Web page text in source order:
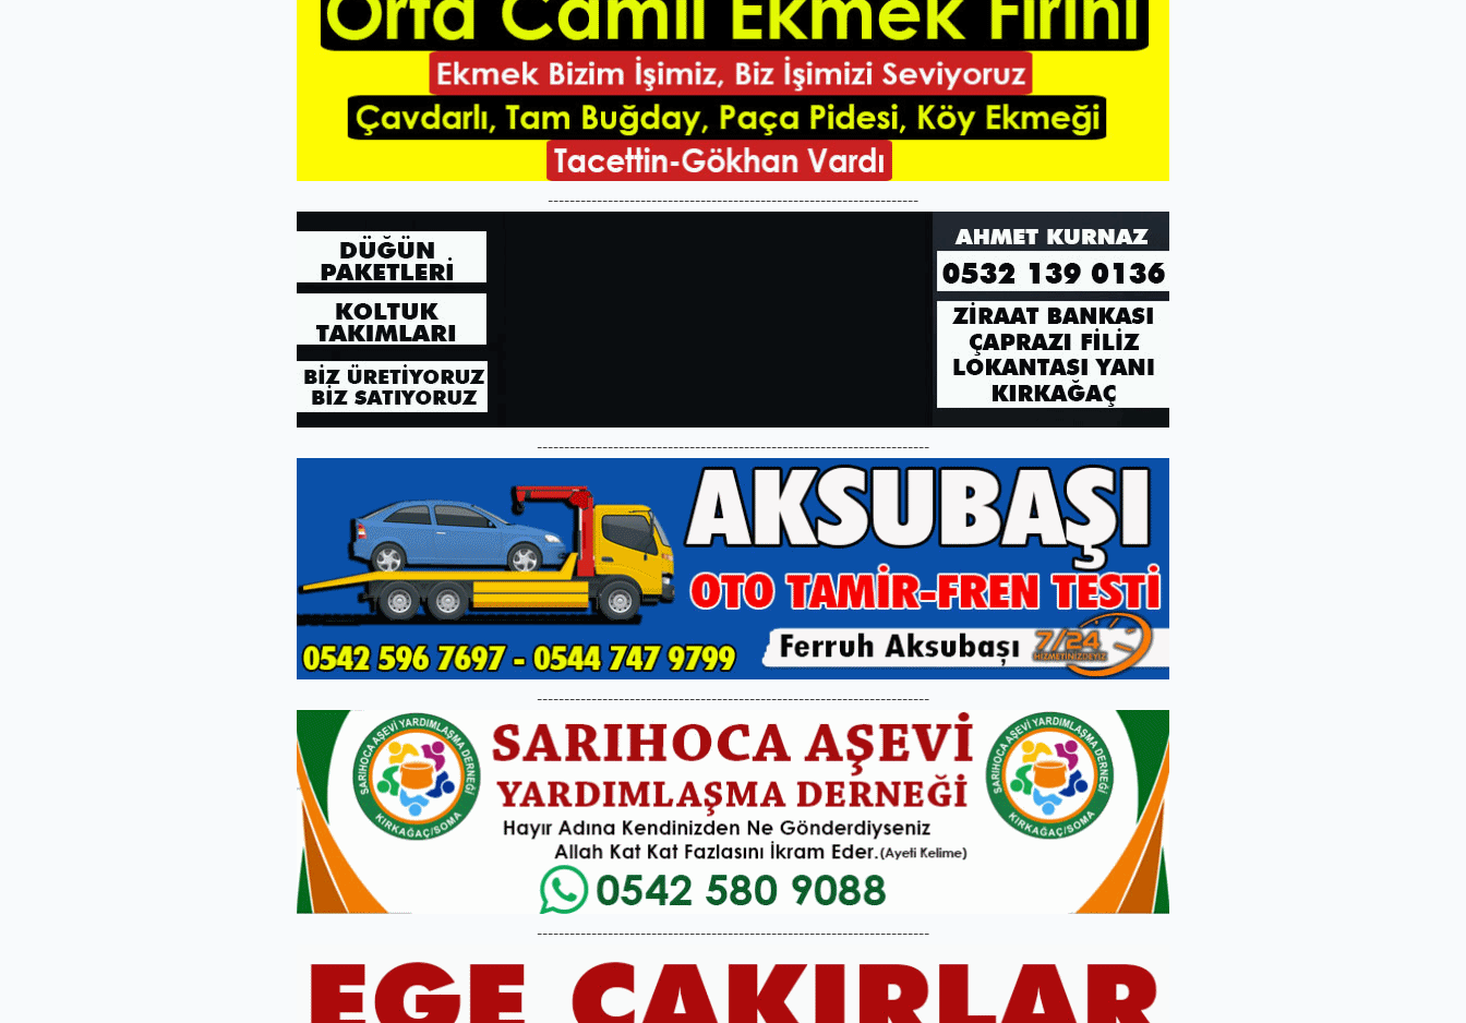
--------------------------------------------------------------------
------------------------------------------------------------------------
------------------------------------------------------------------------
------------------------------------------------------------------------